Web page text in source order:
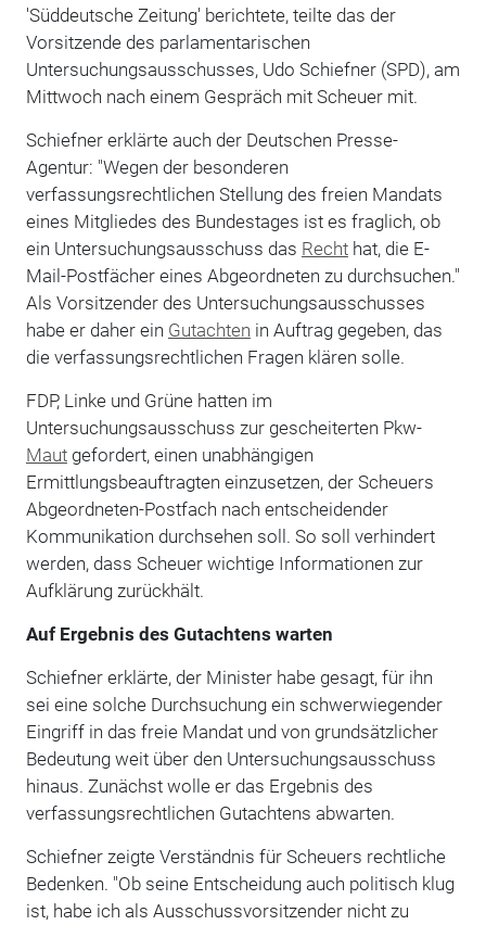
'Süddeutsche Zeitung' berichtete, teilte das der
Vorsitzende des parlamentarischen
Untersuchungsausschusses, Udo Schiefner (SPD), am
Mittwoch nach einem Gespräch mit Scheuer mit.
Schiefner erklärte auch der Deutschen Presse-
Agentur: "Wegen der besonderen
verfassungsrechtlichen Stellung des freien Mandats
eines Mitgliedes des Bundestages ist es fraglich, ob
ein Untersuchungsausschuss das Rechthat, die E-
Mail-Postfächer eines Abgeordneten zu durchsuchen."
Als Vorsitzender des Untersuchungsausschusses
habe er daher ein Gutachten in Auftrag gegeben, das
die verfassungsrechtlichen Fragen klären solle.
FDP, Linke und Grüne hatten im
Untersuchungsausschuss zur gescheiterten Pkw-
Mautgefordert, einen unabhängigen
Ermittlungsbeauftragten einzusetzen, der Scheuers
Abgeordneten-Postfach nach entscheidender
Kommunikation durchsehen soll. So soll verhindert
werden, dass Scheuer wichtige Informationen zur
Aufklärung zurückhält.
Auf Ergebnis des Gutachtens warten
Schiefner erklärte, der Minister habe gesagt, für ihn
sei eine solche Durchsuchung ein schwerwiegender
Eingriff in das freie Mandat und von grundsätzlicher
Bedeutung weit über den Untersuchungsausschuss
hinaus. Zunächst wolle er das Ergebnis des
verfassungsrechtlichen Gutachtens abwarten.
Schiefner zeigte Verständnis für Scheuers rechtliche
Bedenken. "Ob seine Entscheidung auch politisch klug
ist, habe ich als Ausschussvorsitzender nicht zu